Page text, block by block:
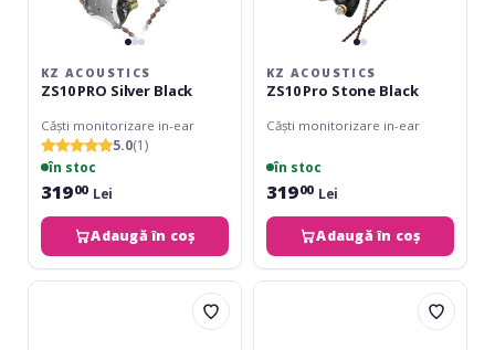
KZ ACOUSTICS
ZS10 PRO Silver Black
Căști monitorizare in-ear
5.0(1)
în stoc
31900 Lei
Adaugă în coș
KZ ACOUSTICS
ZS10 Pro Stone Black
Căști monitorizare in-ear
în stoc
31900 Lei
Adaugă în coș
Sennheiser
KZ